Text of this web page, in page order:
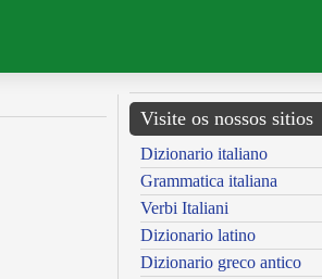
Visite os nossos sitios
Dizionario italiano
Grammatica italiana
Verbi Italiani
Dizionario latino
Dizionario greco antico